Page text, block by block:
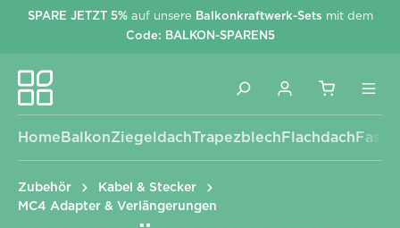
springen
SPARE JETZT 5%auf unsere Balkonkraftwerk-Sets mit dem
Code: BALKON-SPAREN5
Home BalkonZiegeldachTrapezblech Flachdach
Zubehör
Kabel & Stecker
MC4 Adapter & Verlängerungen